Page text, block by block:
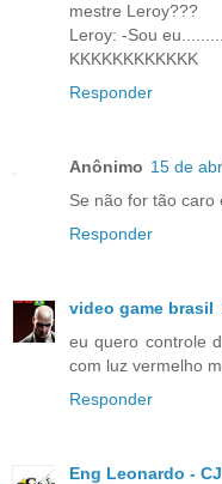
mestre Leroy???
Leroy: -Sou
KKKKKKKKKKKK
Responder
Anônimo 15 de
Se não for tão caro
Responder
video game brasil
eu quero controle
com luz vermelho
Responder
Eng Leonardo -